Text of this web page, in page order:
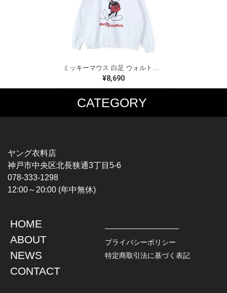
ミッキーマウス 白足 ウォルトディズニーオフィシャル スウェット ホワイト WALT DISNEY WORLD ウォルトディズニーオフィシャル サイズXL相当 古着 CF0995
¥8,690
CATEGORY
MUSIC TEE
HARDCORE / PUNK
PROGLESSIVE ROCK
POPS
SOUL / R&B
T-SHIRTS
CHAMPION
TOPS
L / S SHIRT
S / S SHIRT
HAWAIIAN SHIRT
JACKET
DENIM
LEATHER
ヤング衣料店
神戸市中央区北長狭通3丁目5-6
078-333-1298
12:00～20:00 (年中無休)
HOME
ABOUT
NEWS
CONTACT
プライバシーポリシー
特定商取引法に基づく表記